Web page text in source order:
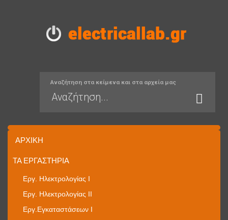
Αναζήτηση στα κείμενα και στα αρχεία μας
ΑΡΧΙΚΉ
ΤΑ ΕΡΓΑΣΤΉΡΙΑ
Εργ. Ηλεκτρολογίας I
Εργ. Ηλεκτρολογίας II
Εργ.Εγκαταστάσεων Ι